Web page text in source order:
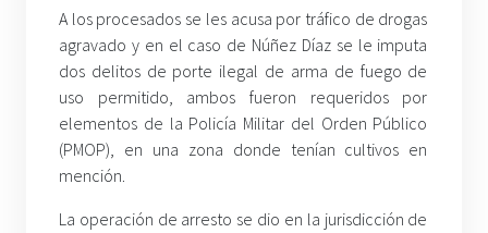
A los procesados se les acusa por tráfico de drogas
agravado y en el caso de Núñez Díaz se le imputa
dos delitos de porte ilegal de arma de fuego de
uso permitido, ambos fueron requeridos por
elementos de la Policía Militar del Orden Público
(PMOP), en una zona donde tenían cultivos en
mención.
La operación de arresto se dio en la jurisdicción de